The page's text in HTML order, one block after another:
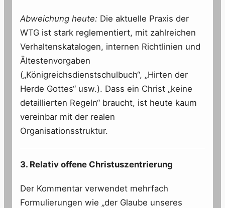
Abweichung heute: Die aktuelle Praxis der
WTG ist stark reglementiert, mit zahlreichen
Verhaltenskatalogen, internen Richtlinien und
Ältestenvorgaben
(„Königreichsdienstschulbuch“, „Hirten der
Herde Gottes“ usw.). Dass ein Christ „keine
detaillierten Regeln“ braucht, ist heute kaum
vereinbar mit der realen
Organisationsstruktur.
3. Relativ offene Christuszentrierung
Der Kommentar verwendet mehrfach
Formulierungen wie „der Glaube unseres